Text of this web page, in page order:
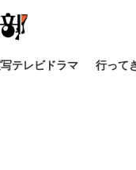
テレビドラマ 行って